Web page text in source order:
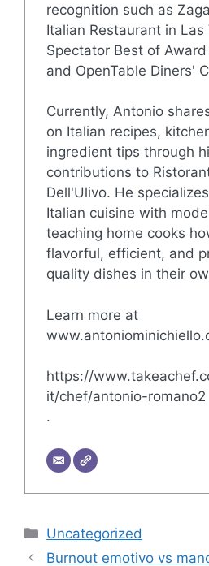
recognition such as
Italian Restaurant in Las
Spectator Best of
and OpenTable Diners'
Currently, Antonio
on Italian recipes,
ingredient tips through
contributions to
Dell'Ulivo. He
Italian cuisine with
teaching home cooks
flavorful, efficient, and
quality dishes in their
Learn more at
https://
it/chef/antonio-romano2
.
Categorie
Uncategorized
Burnout emotivo vs